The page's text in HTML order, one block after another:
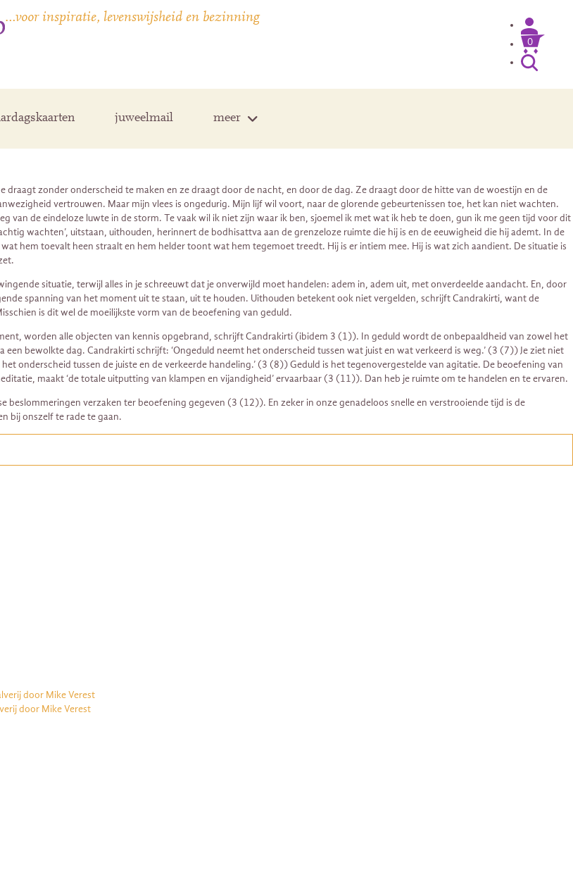
…voor inspiratie, levenswijsheid en bezinning
0
juweelmail meer
zonder onderscheid te maken en ze draagt door de nacht, en door de dag. Ze draagt door de hitte van de woestijn en de
vertrouwen. Maar mijn vlees is ongedurig. Mijn lijf wil voort, naar de glorende gebeurtenissen toe, het kan niet wachten.
de eindeloze luwte in de storm. Te vaak wil ik niet zijn waar ik ben, sjoemel ik met wat ik heb te doen, gun ik me geen tijd voor dit
wachten’, uitstaan, uithouden, herinnert de bodhisattva aan de grenzeloze ruimte die hij is en de eeuwigheid die hij ademt. In de
hem toevalt heen straalt en hem helder toont wat hem tegemoet treedt. Hij is er intiem mee. Hij is wat zich aandient. De situatie is
situatie, terwijl alles in je schreeuwt dat je onverwijld moet handelen: adem in, adem uit, met onverdeelde aandacht. En, door
spanning van het moment uit te staan, uit te houden. Uithouden betekent ook niet vergelden, schrijft Candrakirti, want de
is dit wel de moeilijkste vorm van de beoefening van geduld.
worden alle objecten van kennis opgebrand, schrijft Candrakirti (ibidem 3 (1)). In geduld wordt de onbepaaldheid van zowel het
bewolkte dag. Candrakirti schrijft: ‘Ongeduld neemt het onderscheid tussen wat juist en wat verkeerd is weg.’ (3 (7)) Je ziet niet
onderscheid tussen de juiste en de verkeerde handeling.’ (3 (8)) Geduld is het tegenovergestelde van agitatie. De beoefening van
maakt ‘de totale uitputting van klampen en vijandigheid’ ervaarbaar (3 (11)). Dan heb je ruimte om te handelen en te ervaren.
beslommeringen verzaken ter beoefening gegeven (3 (12)). En zeker in onze genadeloos snelle en verstrooiende tijd is de
bij onszelf te rade te gaan.
door Mike Verest
door Mike Verest